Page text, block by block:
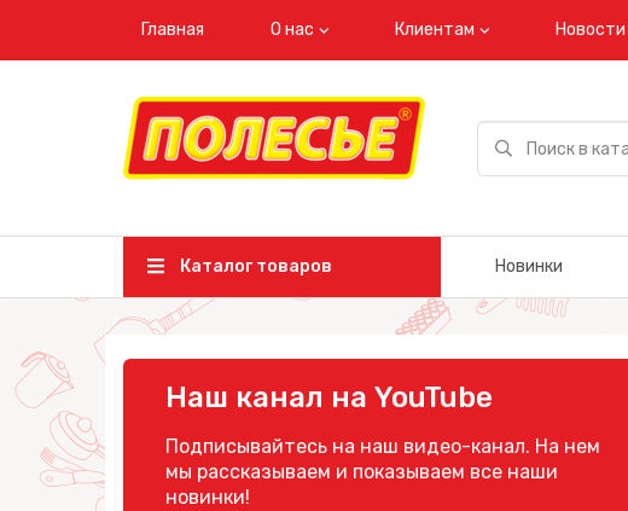
Главная О нас Клиентам Новости
Каталог товаров Новинки
Наш канал на YouTube
Подписывайтесь на наш видео-канал. На нем
мы рассказываем и показываем все наши
новинки!